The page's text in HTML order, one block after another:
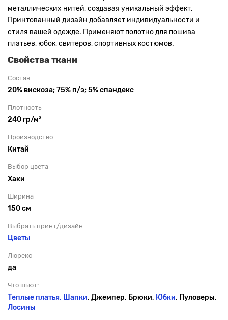
металлических нитей, создавая уникальный эффект.
Принтованный дизайн добавляет индивидуальности и
стиля вашей одежде. Применяют полотно для пошива
платьев, юбок, свитеров, спортивных костюмов.
Свойства ткани
Состав
20% вискоза; 75% п/э; 5% спандекс
Плотность
240 гр/м²
Производство
Китай
Выбор цвета
Хаки
Ширина
150 см
Выбрать принт/дизайн
Цветы
Люрекс
да
Что шьют:
Теплые платья, Шапки, Джемпер, Брюки, Юбки, Пуловеры,
Лосины